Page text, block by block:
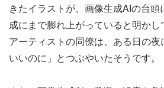
きたイラストが、画像生成AIの台
成にまで膨れ上がっていると明か
アーティストの同僚は、ある日の
いいのに」とつぶやいたそうです。